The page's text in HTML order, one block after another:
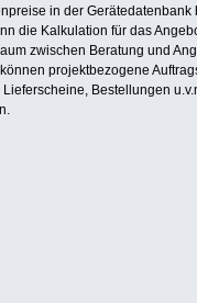
in der Gerätedatenbank
die Kalkulation für das
zwischen Beratung und
projektbezogene
Bestellungen